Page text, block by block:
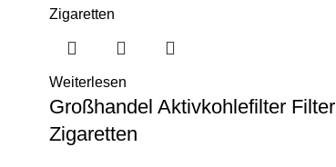
Weiterlesen
Großhandel Aktivkohlefilter Filter
Zigaretten